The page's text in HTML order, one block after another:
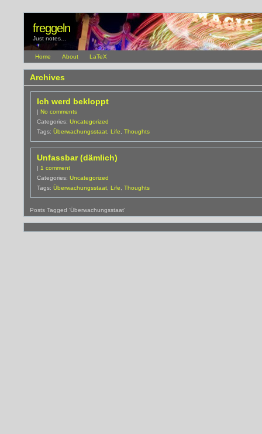
freggeln
Just notes…
Home About LaTeX
Archives
Ich werd bekloppt
| No comments
Categories: Uncategorized
Tags: Überwachungsstaat Life Thoughts
Unfassbar (dämlich)
| 1 comment
Categories: Uncategorized
Tags: Überwachungsstaat Life Thoughts
Posts Tagged ‘Überwachungsstaat’